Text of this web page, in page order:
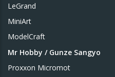
LeGrand
MiniArt
ModelCraft
Mr Hobby / Gunze Sangyo
Proxxon Micromot